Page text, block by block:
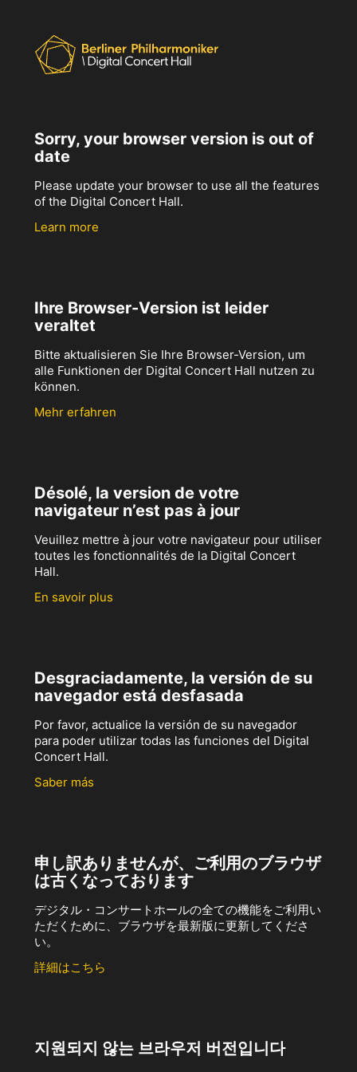
Sorry, your browser version is out of
date
Please update your browser to use all the features
of the Digital Concert Hall.
Learn more
Ihre Browser-Version ist leider
veraltet
Bitte aktualisieren Sie Ihre Browser-Version, um
alle Funktionen der Digital Concert Hall nutzen zu
können.
Mehr erfahren
Désolé, la version de votre
navigateur n’est pas à jour
Veuillez mettre à jour votre navigateur pour utiliser
toutes les fonctionnalités de la Digital Concert
Hall.
En savoir plus
Desgraciadamente, la versión de su
navegador está desfasada
Por favor, actualice la versión de su navegador
para poder utilizar todas las funciones del Digital
Concert Hall.
Saber más
申し訳ありませんが、ご利用のブラウザ
は古くなっております
デジタル・コンサートホールの全ての機能をご利用い
ただくために、ブラウザを最新版に更新してくださ
い。
詳細はこちら
지원되지 않는 브라우저 버전입니다